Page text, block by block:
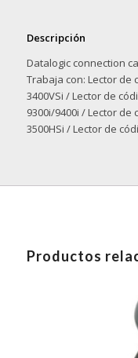
Descripción
Datalogic connection
Trabaja con: Lector de
3400VSi / Lector de
9300i/9400i / Lector
3500HSi / Lector de
Productos